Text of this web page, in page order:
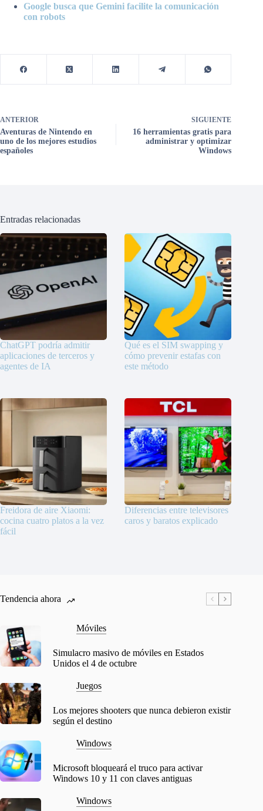
Google busca que Gemini facilite la comunicación
con robots
ANTERIOR
Aventuras de Nintendo en
uno de los mejores estudios
españoles
SIGUIENTE
16 herramientas gratis para
administrar y optimizar
Windows
Entradas relacionadas
ChatGPT podría admitir
aplicaciones de terceros y
agentes de IA
Qué es el SIM swapping y
cómo prevenir estafas con
este método
Freidora de aire Xiaomi:
cocina cuatro platos a la vez
fácil
Diferencias entre televisores
caros y baratos explicado
Tendencia ahora
Móviles
Simulacro masivo de móviles en Estados
Unidos el 4 de octubre
Juegos
Los mejores shooters que nunca debieron existir
según el destino
Windows
Microsoft bloqueará el truco para activar
Windows 10 y 11 con claves antiguas
Windows